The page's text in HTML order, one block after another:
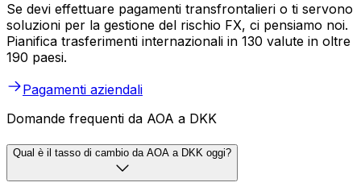
Se devi effettuare pagamenti transfrontalieri o ti servono
soluzioni per la gestione del rischio FX, ci pensiamo noi.
Pianifica trasferimenti internazionali in 130 valute in oltre
190 paesi.
Pagamenti aziendali
Domande frequenti da AOA a DKK
Qual è il tasso di cambio da AOA a DKK oggi?